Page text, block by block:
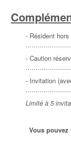
- Résident
- Caution
- Invitation
Limité à 5
Vous